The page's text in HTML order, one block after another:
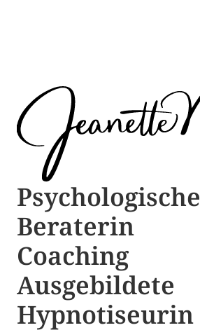
Psychologische ​​
Beraterin
Coaching
Ausgebildete​ ​
Hypnotiseurin